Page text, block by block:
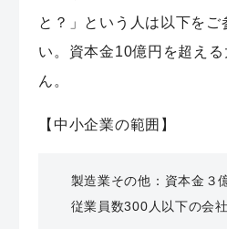
と？」という人は以下をご
い。資本金10億円を超え
ん。
【中小企業の範囲】
製造業その他：資本金３
従業員数300人以下の会